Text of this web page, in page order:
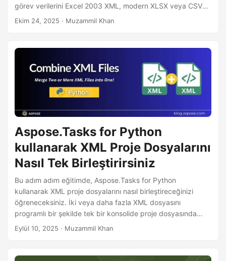
görev verilerini Excel 2003 XML, modern XLSX veya CSV
biçimlerine nasıl aktaracağınızı öğrenin ve MPP verilerinizi
Ekim 24, 2025 · Muzammil Khan
Aspose.Tasks for Python
kullanarak XML Proje Dosyalarını
Nasıl Tek Birleştirirsiniz
Bu adım adım eğitimde, Aspose.Tasks for Python
kullanarak XML proje dosyalarını nasıl birleştireceğinizi
öğreneceksiniz. İki veya daha fazla XML dosyasını
programlı bir şekilde tek bir konsolide proje dosyasında
nasıl birleştireceğinizi keşfedin.
Eylül 10, 2025 · Muzammil Khan